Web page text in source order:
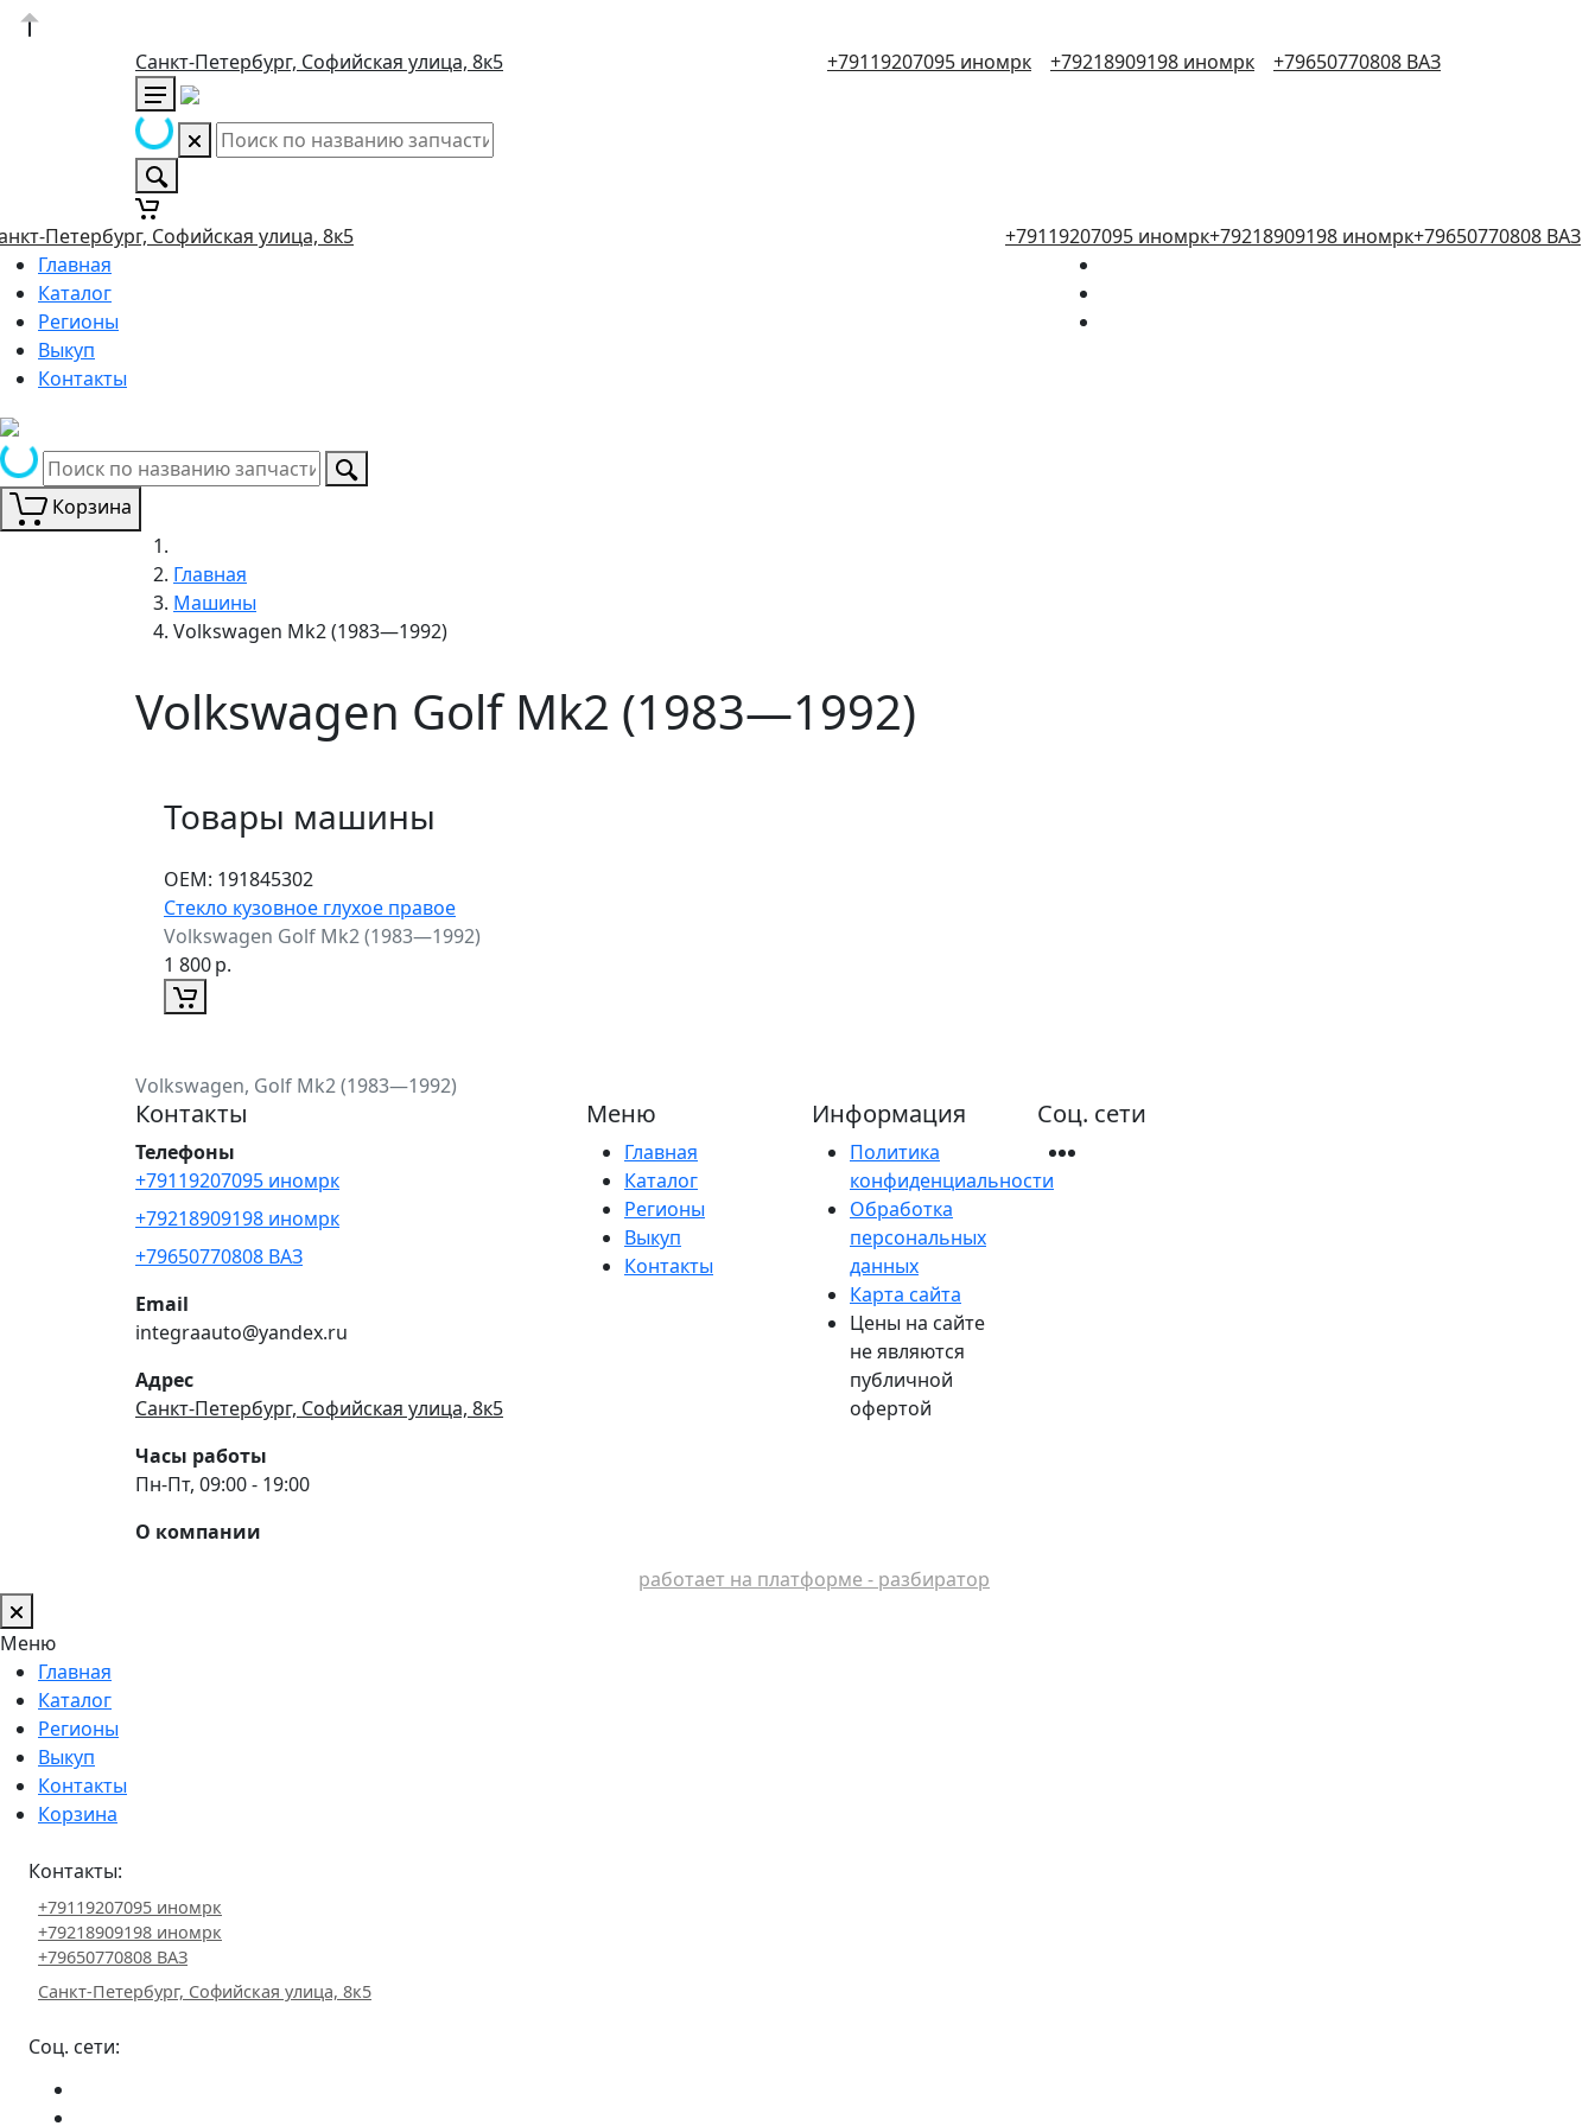
Санкт-Петербург, Софийская улица, 8к5 +79119207095 иномрк +79218909198 иномрк +79650770808 ВАЗ
Петербург, Софийская улица, 8к5 +79119207095 иномрк+79218909198 иномрк+79650770808 ВАЗ
Главная
Каталог
Регионы
Выкуп
Контакты
Корзина
Главная
Машины
Volkswagen Mk2 (1983—1992)
Volkswagen Golf Mk2 (1983—1992)
Товары машины
ОЕМ: 191845302
Стекло кузовное глухое правое
Volkswagen Golf Mk2 (1983—1992)
1 800р.
Volkswagen, Golf Mk2 (1983—1992)
Контакты
Телефоны
+79119207095 иномрк
+79218909198 иномрк
+79650770808 ВАЗ
Email
integraauto@yandex.ru
Адрес
Санкт-Петербург, Софийская улица, 8к5
Часы работы
Пн-Пт, 09:00 - 19:00
О компании
Меню
Главная
Каталог
Регионы
Выкуп
Контакты
Информация
Политика
конфиденциальности
Обработка
персональных
данных
Карта сайта
Цены на сайте
не являются
публичной
офертой
Соц. сети
работает на платформе - разбиратор
Меню
Главная
Каталог
Регионы
Выкуп
Контакты
Корзина
Контакты:
+79119207095 иномрк
+79218909198 иномрк
+79650770808 ВАЗ
Санкт-Петербург, Софийская улица, 8к5
Соц. сети: